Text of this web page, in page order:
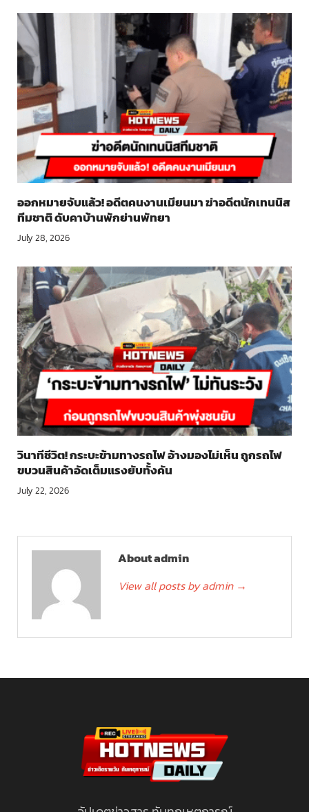
ออกหมายจับแล้ว! อดีตคนงานเมียนมา ฆ่าอดีตนักเทนนิส
ทีมชาติ ดับคาบ้านพักย่านพัทยา
July 28, 2026
วินาทีชีวิต! กระบะข้ามทางรถไฟ อ้างมองไม่เห็น ถูกรถไฟ
ขบวนสินค้าอัดเต็มแรงยับทั้งคัน
July 22, 2026
About admin
View all posts by admin →